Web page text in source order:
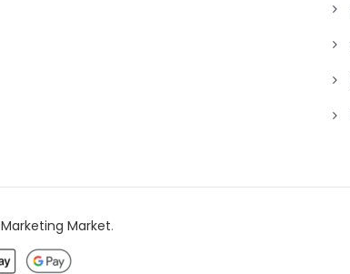
Marketing Market.